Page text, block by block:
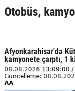
Otobüs,
Afyonkarahisar'da
kamyonete çarptı, 1
08.08.2026 13:09:00 /
Güncelleme:
AA